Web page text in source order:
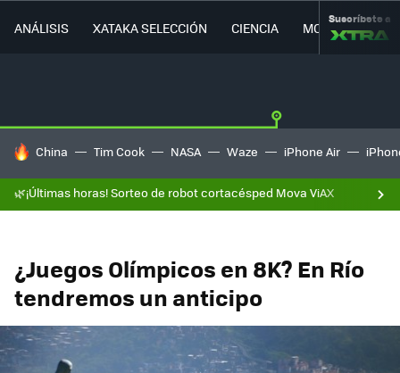
ANÁLISIS XATAKA SELECCIÓN CIENCIA MOVILIDAD
Suscríbete a
HOY SE HABLA DE
China Tim Cook NASA Waze iPhone Air
🌿¡Últimas horas! Sorteo de robot cortacésped Mova ViAX
¿Juegos Olímpicos en 8K? En Río
tendremos un anticipo